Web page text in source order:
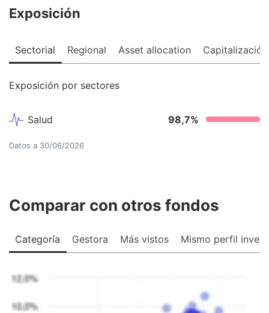
Exposición
Sectorial Regional Asset allocation Capitalización
Exposición por sectores
Salud 98,7%
Datos a 30/06/2026
Comparar con otros fondos
Categoría Gestora Más vistos Mismo perfil